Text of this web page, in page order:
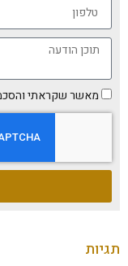
מאשר שקראתי
תגיות